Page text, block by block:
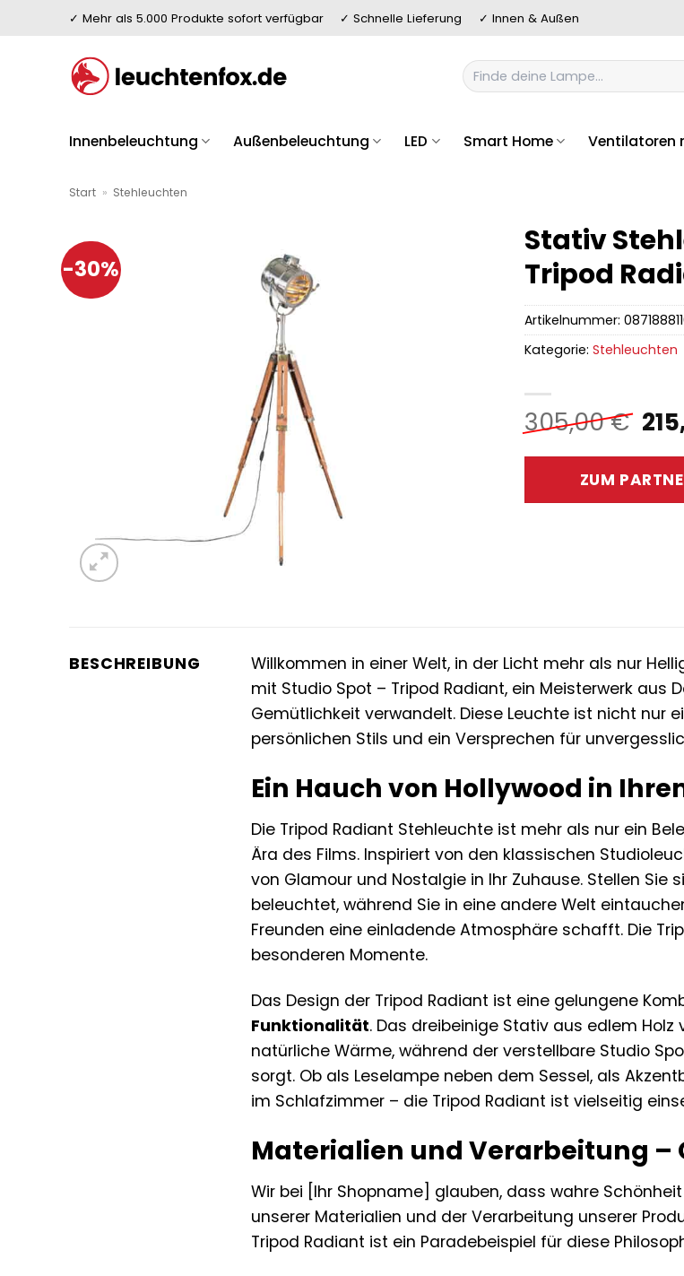
✓ Mehr als 5.000 Produkte sofort verfügbar ✓ Schnelle Lieferung ✓ Innen & Außen
Suchen
nach:
Innenbeleuchtung Außenbeleuchtung LED Smart Home Ventilatoren
Start » Stehleuchten
-30%
Stativ
Tripod
305,00€
Preis
ZUM
Artikelnummer:
Kategorie:Stehleuchten
BESCHREIBUNG Willkommen in einer Welt, in der Licht mehr als nur
mit Studio Spot – Tripod Radiant, ein Meisterwerk aus
Gemütlichkeit verwandelt. Diese Leuchte ist nicht nur
persönlichen Stils und ein Versprechen für
Ein Hauch von Hollywood in
Die Tripod Radiant Stehleuchte ist mehr als nur ein
Ära des Films. Inspiriert von den klassischen
von Glamour und Nostalgie in Ihr Zuhause. Stellen Sie
beleuchtet, während Sie in eine andere Welt
Freunden eine einladende Atmosphäre schafft. Die
besonderen Momente.
Das Design der Tripod Radiant ist eine gelungene
Funktionalität. Das dreibeinige Stativ aus edlem
natürliche Wärme, während der verstellbare Studio
sorgt. Ob als Leselampe neben dem Sessel, als
im Schlafzimmer – die Tripod Radiant ist vielseitig
Materialien und Verarbeitung
Wir bei [Ihr Shopname] glauben, dass wahre
unserer Materialien und der Verarbeitung unserer
Tripod Radiant ist ein Paradebeispiel für diese